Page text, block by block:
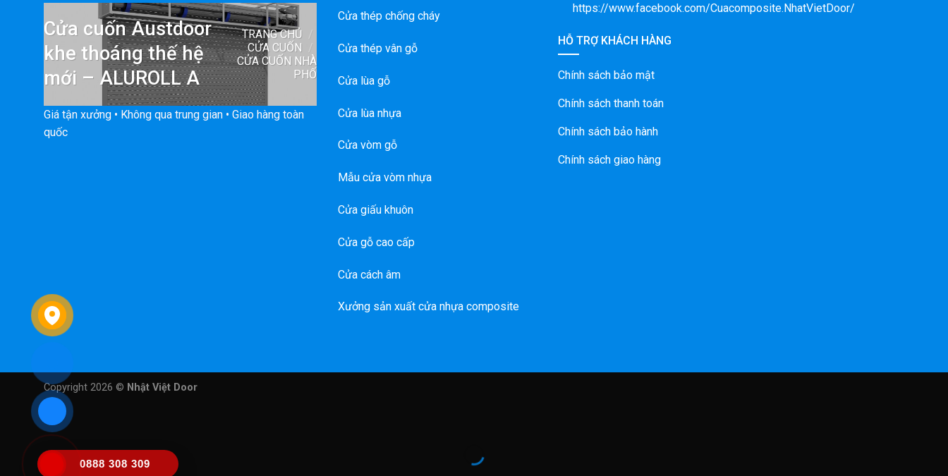
Cửa cuốn Austdoor
khe thoáng thế hệ
mới – ALUROLL A
TRANG CHỦ /
CỬA CUỐN /
CỬA CUỐN NHÀ
PHỐ
Giá tận xưởng • Không qua trung gian • Giao hàng toàn
quốc
Cửa thép chống cháy
Cửa thép vân gỗ
Cửa lùa gỗ
Cửa lùa nhựa
Cửa vòm gỗ
Mẫu cửa vòm nhựa
Cửa giấu khuôn
Cửa gỗ cao cấp
Cửa cách âm
Xưởng sản xuất cửa nhựa composite
https://www.facebook.com/Cuacomposite.NhatVietDoor/
HỖ TRỢ KHÁCH HÀNG
Chính sách bảo mật
Chính sách thanh toán
Chính sách bảo hành
Chính sách giao hàng
Copyright 2026 © Nhật Việt Door
0888 308 309